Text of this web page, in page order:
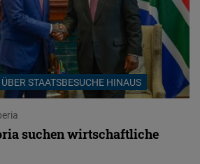
STAATSBESUCHE HINAUS
suchen wirtschaftliche